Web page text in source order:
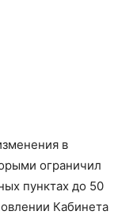
в
ограничил
пунктах до 50
Кабинета